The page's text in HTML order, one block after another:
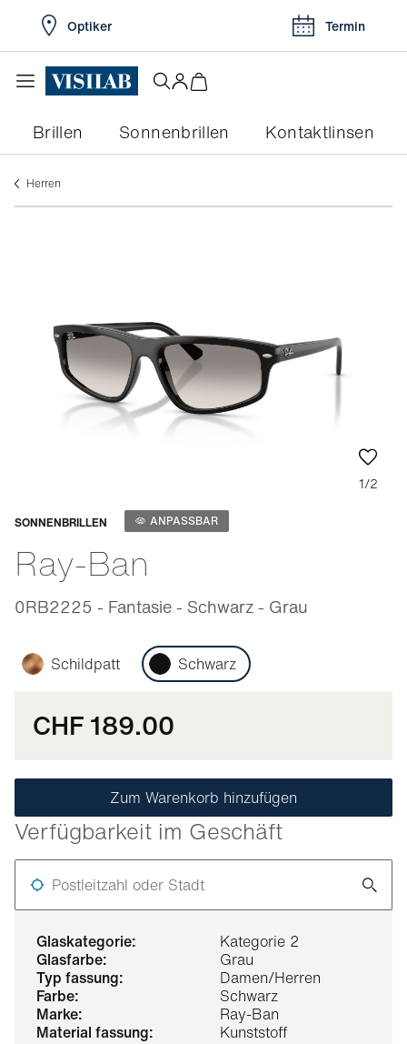
Optiker Termin
Brillen Sonnenbrillen Kontaktlinsen
herren
glaskategorie:
Kategorie 2
glasfarbe:
Grau
typ fassung:
Damen/Herren
farbe:
Schwarz
marke:
Ray-Ban
material fassung:
Kunststoff
1/2
SONNENBRILLEN ANPASSBAR
Ray-Ban
0RB2225 - Fantasie - Schwarz - Grau
Anpassbar
Schildpatt Schwarz
CHF 189.00
Zum Warenkorb hinzufügen
Verfügbarkeit im Geschäft
Postleitzahl oder Stadt